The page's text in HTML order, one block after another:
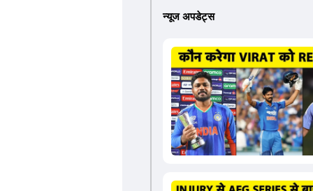
न्यूज अपडेट्स